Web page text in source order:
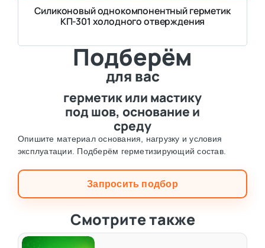
Силиконовый однокомпонентный герметик
КП-301 холодного отверждения
Подберём
для вас
герметик или мастику
под шов, основание и
среду
Опишите материал основания, нагрузку и условия
эксплуатации. Подберём герметизирующий состав.
Запросить подбор
Смотрите также